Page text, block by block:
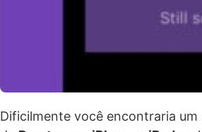
Dificilmente você encontraria